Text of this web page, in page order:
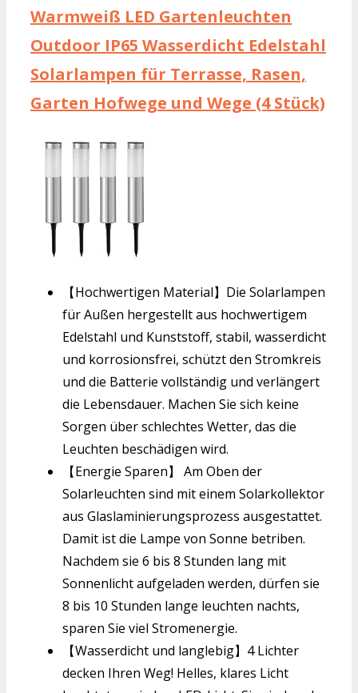
Warmweiß LED Gartenleuchten
Outdoor IP65 Wasserdicht Edelstahl
Solarlampen für Terrasse, Rasen,
Garten Hofwege und Wege (4 Stück)
【Hochwertigen Material】Die Solarlampen
für Außen hergestellt aus hochwertigem
Edelstahl und Kunststoff, stabil, wasserdicht
und korrosionsfrei, schützt den Stromkreis
und die Batterie vollständig und verlängert
die Lebensdauer. Machen Sie sich keine
Sorgen über schlechtes Wetter, das die
Leuchten beschädigen wird.
【Energie Sparen】 Am Oben der
Solarleuchten sind mit einem Solarkollektor
aus Glaslaminierungsprozess ausgestattet.
Damit ist die Lampe von Sonne betriben.
Nachdem sie 6 bis 8 Stunden lang mit
Sonnenlicht aufgeladen werden, dürfen sie
8 bis 10 Stunden lange leuchten nachts,
sparen Sie viel Stromenergie.
【Wasserdicht und langlebig】4 Lichter
decken Ihren Weg! Helles, klares Licht